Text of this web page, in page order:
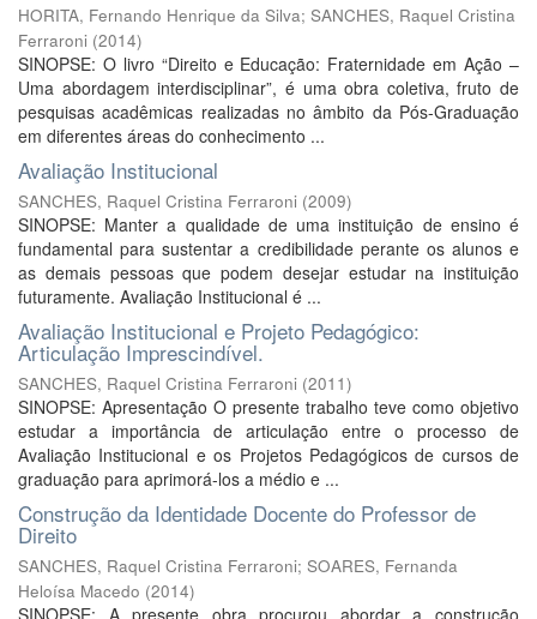
HORITA, Fernando Henrique da Silva; SANCHES, Raquel Cristina
Ferraroni (2014)
SINOPSE: O livro “Direito e Educação: Fraternidade em Ação –
Uma abordagem interdisciplinar”, é uma obra coletiva, fruto de
pesquisas acadêmicas realizadas no âmbito da Pós-Graduação
em diferentes áreas do conhecimento ...
Avaliação Institucional
SANCHES, Raquel Cristina Ferraroni (2009)
SINOPSE: Manter a qualidade de uma instituição de ensino é
fundamental para sustentar a credibilidade perante os alunos e
as demais pessoas que podem desejar estudar na instituição
futuramente. Avaliação Institucional é ...
Avaliação Institucional e Projeto Pedagógico:
Articulação Imprescindível.
SANCHES, Raquel Cristina Ferraroni (2011)
SINOPSE: Apresentação O presente trabalho teve como objetivo
estudar a importância de articulação entre o processo de
Avaliação Institucional e os Projetos Pedagógicos de cursos de
graduação para aprimorá-los a médio e ...
Construção da Identidade Docente do Professor de
Direito
SANCHES, Raquel Cristina Ferraroni; SOARES, Fernanda
Heloísa Macedo (2014)
SINOPSE: A presente obra procurou abordar a construção